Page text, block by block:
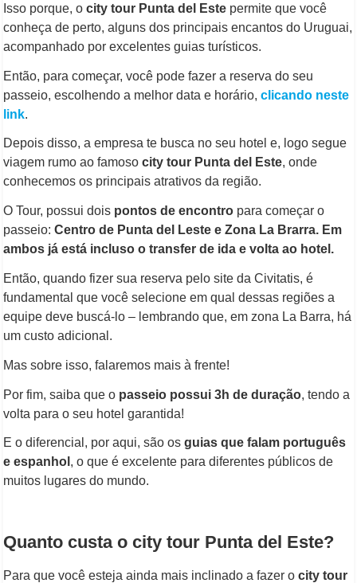
Isso porque, o city tour Punta del Este permite que você
conheça de perto, alguns dos principais encantos do Uruguai,
acompanhado por excelentes guias turísticos.
Então, para começar, você pode fazer a reserva do seu
passeio, escolhendo a melhor data e horário, clicando neste
link.
Depois disso, a empresa te busca no seu hotel e, logo segue
viagem rumo ao famoso city tour Punta del Este, onde
conhecemos os principais atrativos da região.
O Tour, possui dois pontos de encontro para começar o
passeio: Centro de Punta del Leste e Zona La Brarra. Em
ambos já está incluso o transfer de ida e volta ao hotel.
Então, quando fizer sua reserva pelo site da Civitatis, é
fundamental que você selecione em qual dessas regiões a
equipe deve buscá-lo – lembrando que, em zona La Barra, há
um custo adicional.
Mas sobre isso, falaremos mais à frente!
Por fim, saiba que o passeio possui 3h de duração, tendo a
volta para o seu hotel garantida!
E o diferencial, por aqui, são os guias que falam português
e espanhol , o que é excelente para diferentes públicos de
muitos lugares do mundo.
Quanto custa o city tour Punta del Este?
Para que você esteja ainda mais inclinado a fazer o city tour